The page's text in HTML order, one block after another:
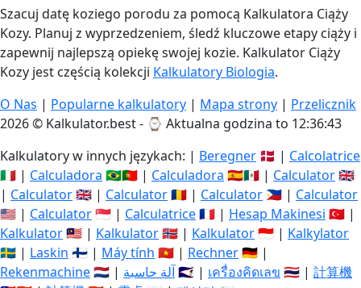
Szacuj datę koziego porodu za pomocą Kalkulatora Ciąży
Kozy. Planuj z wyprzedzeniem, śledź kluczowe etapy ciąży i
zapewnij najlepszą opiekę swojej kozie. Kalkulator Ciąży
Kozy jest częścią kolekcji Kalkulatory Biologia.
O Nas | Popularne kalkulatory | Mapa strony | Przelicznik
2026 © Kalkulator.best - ⌚ Aktualna godzina to 12:36:43
Kalkulatory w innych językach: | Beregner 🇩🇰 | Calcolatrice
🇮🇹 | Calculadora 🇧🇷🇵🇹 | Calculadora 🇪🇸🇲🇽 | Calculator🇬🇧
| Calculator🇬🇧 | Calculator🇷🇴 | Calculator 🇵🇭 | Calculator
🇺🇸 | Calculator🇸🇬 | Calculatrice🇫🇷 | Hesap Makinesi 🇹🇷 |
Kalkulator🇲🇾 | Kalkulator🇳🇴 | Kalkulator🇮🇩 | Kalkylator
🇸🇪 | Laskin 🇫🇮 | Máy tính 🇻🇳 | Rechner🇩🇪 |
Rekenmachine🇳🇱 | آلة حاسبة🇸🇦 | เครื่องคิดเลข 🇹🇭 | 計算機